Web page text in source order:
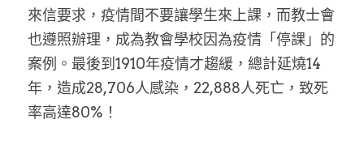
來信要求，疫情間不要讓學生來上課，而教士會
也遵照辦理，成為教會學校因為疫情「停課」的
案例。最後到1910年疫情才趨緩，總計延燒14
年，造成28,706人感染，22,888人死亡，致死
率高達80%！